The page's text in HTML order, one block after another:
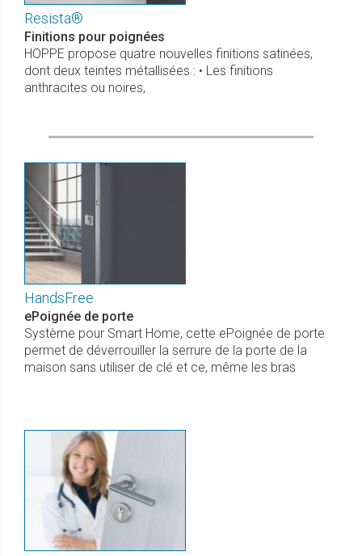
Resista®
Finitions pour poignées
HOPPE propose quatre nouvelles finitions satinées,
dont deux teintes métallisées : • Les finitions
anthracites ou noires,
HandsFree
ePoignée de porte
Système pour Smart Home, cette ePoignée de porte
permet de déverrouiller la serrure de la porte de la
maison sans utiliser de clé et ce, même les bras